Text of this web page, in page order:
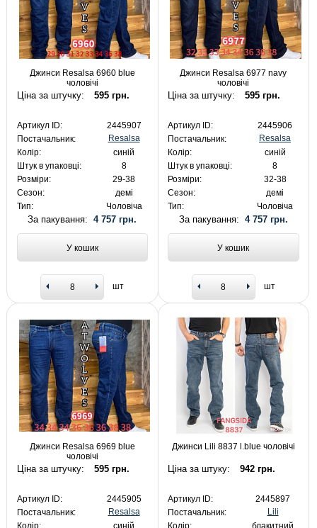
Джинси Resalsa 6960 blue
чоловічі
Ціна за штучку: 595 грн.
Артикул ID:
2445907
Постачальник:
Resalsa
Колір:
синій
Штук в упаковці:
8
Розміри:
29-38
Сезон:
демі
Тип:
Чоловіча
За пакування:4 757 грн.
У кошик
шт
Джинси Resalsa 6977 navy
чоловічі
Ціна за штучку: 595 грн.
Артикул ID:
2445906
Постачальник:
Resalsa
Колір:
синій
Штук в упаковці:
8
Розміри:
32-38
Сезон:
демі
Тип:
Чоловіча
За пакування: 4 757 грн.
У кошик
шт
Джинси Resalsa 6969 blue
чоловічі
Ціна за штучку: 595 грн.
Артикул ID:
2445905
Постачальник:
Resalsa
Джинси Lili 8837 l.blue чоловічі
Ціна за штуку: 942 грн.
Артикул ID:
2445897
Постачальник:
Lili